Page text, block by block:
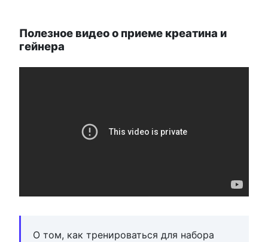
Полезное видео о приеме креатина и
гейнера
О том, как тренироваться для набора